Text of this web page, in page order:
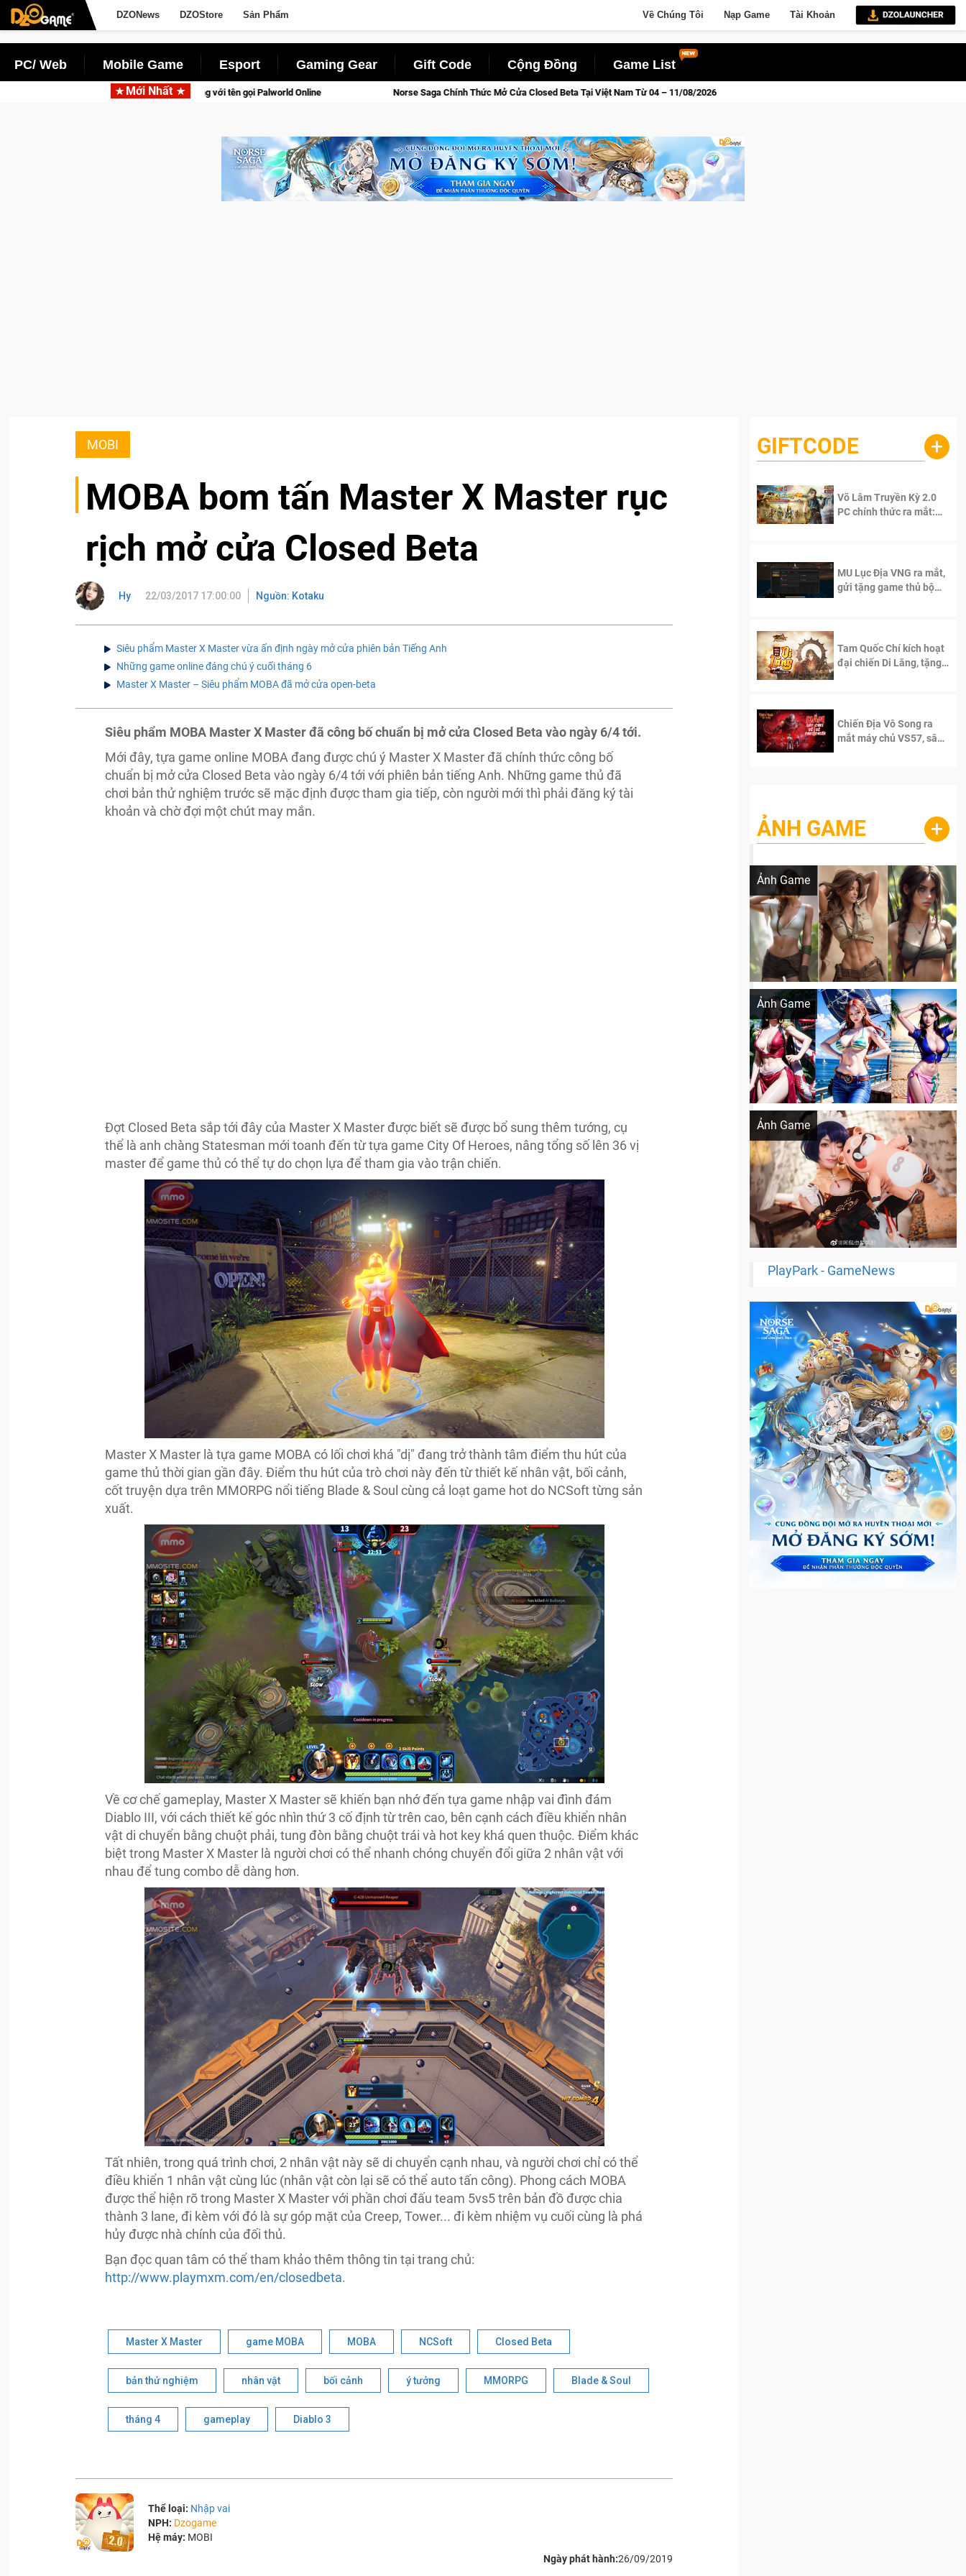
DZONews DZOStore Sản Phẩm Về Chúng Tôi Nạp Game Tài Khoản
PC/ Web Mobile Game Esport Gaming Gear Gift Code Cộng Đồng Game List
Mới Nhất
lên di động với tên gọi Palworld Online Norse Saga Chính Thức Mở Cửa Closed Beta Tại Việt Nam Từ 04 – 11/08/2026 Gia Nhập Closed Beta Norse Saga: Cửu Giới Thức Tỉnh, Săn DJI Osmo Pocket 3
MOBI
MOBA bom tấn Master X Master rục
rịch mở cửa Closed Beta
Hy 22/03/2017 17:00:00 Nguồn: Kotaku
Siêu phẩm Master X Master vừa ấn định ngày mở cửa phiên bản Tiếng Anh
Những game online đáng chú ý cuối tháng 6
Master X Master – Siêu phẩm MOBA đã mở cửa open-beta
Siêu phẩm MOBA Master X Master đã công bố chuẩn bị mở cửa Closed Beta vào ngày 6/4 tới.
Mới đây, tựa game online MOBA đang được chú ý Master X Master đã chính thức công bố
chuẩn bị mở cửa Closed Beta vào ngày 6/4 tới với phiên bản tiếng Anh. Những game thủ đã
chơi bản thử nghiệm trước sẽ mặc định được tham gia tiếp, còn người mới thì phải đăng ký tài
khoản và chờ đợi một chút may mắn.
Đợt Closed Beta sắp tới đây của Master X Master được biết sẽ được bổ sung thêm tướng, cụ
thể là anh chàng Statesman mới toanh đến từ tựa game City Of Heroes, nâng tổng số lên 36 vị
master để game thủ có thể tự do chọn lựa để tham gia vào trận chiến.
Master X Master là tựa game MOBA có lối chơi khá "dị" đang trở thành tâm điểm thu hút của
game thủ thời gian gần đây. Điểm thu hút của trò chơi này đến từ thiết kế nhân vật, bối cảnh,
cốt truyện dựa trên MMORPG nổi tiếng Blade & Soul cùng cả loạt game hot do NCSoft từng sản
xuất.
Về cơ chế gameplay, Master X Master sẽ khiến bạn nhớ đến tựa game nhập vai đình đám
Diablo III, với cách thiết kế góc nhìn thứ 3 cố định từ trên cao, bên cạnh cách điều khiển nhân
vật di chuyển bằng chuột phải, tung đòn bằng chuột trái và hot key khá quen thuộc. Điểm khác
biệt trong Master X Master là người chơi có thể nhanh chóng chuyển đổi giữa 2 nhân vật với
nhau để tung combo dễ dàng hơn.
Tất nhiên, trong quá trình chơi, 2 nhân vật này sẽ di chuyển cạnh nhau, và người chơi chỉ có thể
điều khiển 1 nhân vật cùng lúc (nhân vật còn lại sẽ có thể auto tấn công). Phong cách MOBA
được thể hiện rõ trong Master X Master với phần chơi đấu team 5vs5 trên bản đồ được chia
thành 3 lane, đi kèm với đó là sự góp mặt của Creep, Tower... đi kèm nhiệm vụ cuối cùng là phá
hủy được nhà chính của đối thủ.
Bạn đọc quan tâm có thể tham khảo thêm thông tin tại trang chủ:
http://www.playmxm.com/en/closedbeta.
Master X Master game MOBA MOBA NCSoft Closed Beta
bản thử nghiệm nhân vật bối cảnh ý tưởng MMORPG Blade & Soul
tháng 4 gameplay Diablo 3
Thể loại: Nhập vai
NPH: Dzogame
Hệ máy: MOBI
Ngày phát hành:26/09/2019
GIFTCODE +
Võ Lâm Truyền Kỳ 2.0
PC chính thức ra mắt:
MU Lục Địa VNG ra mắt,
gửi tặng game thủ bộ
Tam Quốc Chí kích hoạt
đại chiến Di Lăng, tặng
Chiến Địa Vô Song ra
mắt máy chủ VS57, sân
ẢNH GAME +
Ảnh Game
Lala Croft vừa nóng vừa xinh dưới nét vẽ
Ảnh Game
Khi AI Cosplay gái đẹp One Piece
Ảnh Game
Cosplay Xiangling siêu cute
PlayPark - GameNews